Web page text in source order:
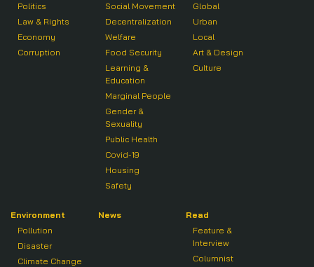
Politics
Law & Rights
Economy
Corruption
Social Movement
Decentralization
Welfare
Food Security
Learning &
Education
Marginal People
Gender &
Sexuality
Public Health
Covid-19
Housing
Safety
Global
Urban
Local
Art & Design
Culture
Environment
Pollution
Disaster
Climate Change
News
Read
Feature &
Interview
Columnist